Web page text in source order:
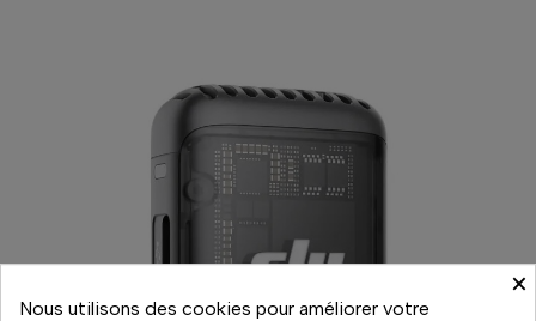
×
Nous utilisons des cookies pour améliorer votre